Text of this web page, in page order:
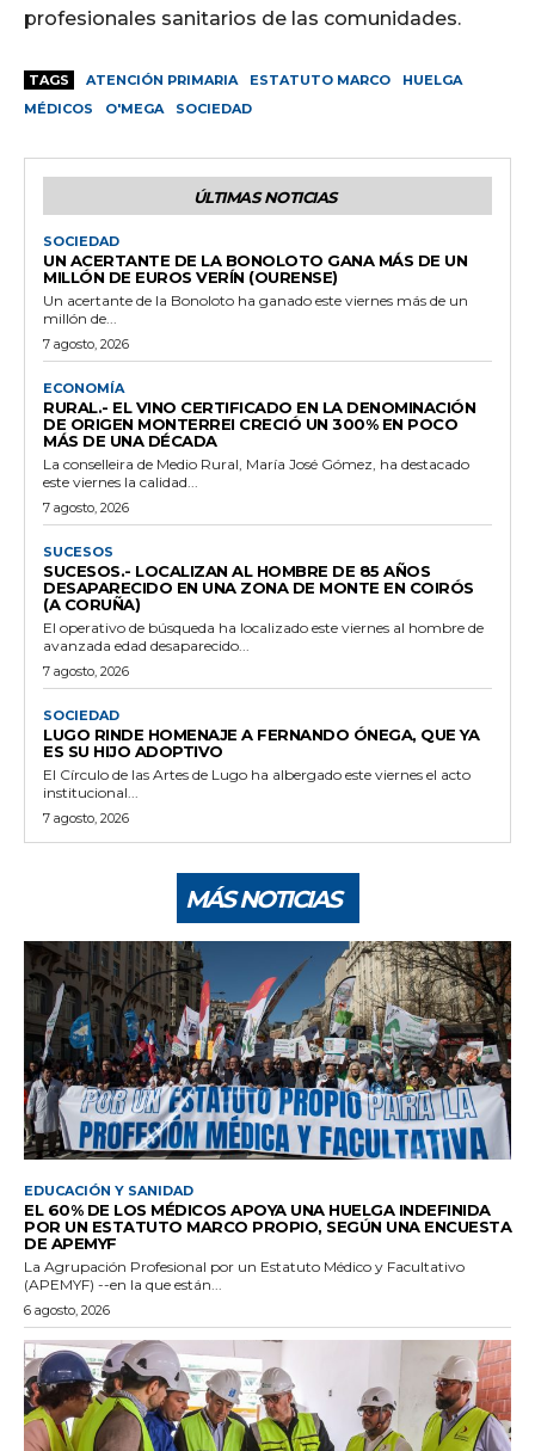
profesionales sanitarios de las comunidades.
TAGS ATENCIÓN PRIMARIA ESTATUTO MARCO
HUELGA
MÉDICOS
O'MEGA SOCIEDAD
ÚLTIMAS NOTICIAS
SOCIEDAD
UN ACERTANTE DE LA BONOLOTO GANA MÁS DE UN
MILLÓN DE EUROS VERÍN (OURENSE)
Un acertante de la Bonoloto ha ganado este viernes más de un
millón de...
7 agosto, 2026
ECONOMÍA
RURAL.- EL VINO CERTIFICADO EN LA DENOMINACIÓN
DE ORIGEN MONTERREI CRECIÓ UN 300% EN POCO
MÁS DE UNA DÉCADA
La conselleira de Medio Rural, María José Gómez, ha destacado
este viernes la calidad...
7 agosto, 2026
SUCESOS
SUCESOS.- LOCALIZAN AL HOMBRE DE 85 AÑOS
DESAPARECIDO EN UNA ZONA DE MONTE EN COIRÓS
(A CORUÑA)
El operativo de búsqueda ha localizado este viernes al hombre de
avanzada edad desaparecido...
7 agosto, 2026
SOCIEDAD
LUGO RINDE HOMENAJE A FERNANDO ÓNEGA, QUE YA
ES SU HIJO ADOPTIVO
El Círculo de las Artes de Lugo ha albergado este viernes el acto
institucional...
7 agosto, 2026
MÁS NOTICIAS
EDUCACIÓN Y SANIDAD
EL 60% DE LOS MÉDICOS APOYA UNA HUELGA INDEFINIDA
POR UN ESTATUTO MARCO PROPIO, SEGÚN UNA ENCUESTA
DE APEMYF
La Agrupación Profesional por un Estatuto Médico y Facultativo
(APEMYF) --en la que están...
6 agosto, 2026